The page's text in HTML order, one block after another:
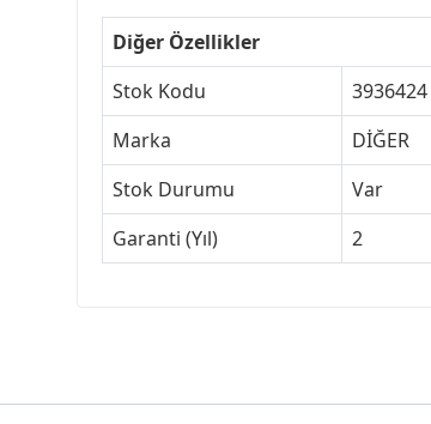
Diğer Özellikler
Stok Kodu
3936424
Marka
DİĞER
Stok Durumu
Var
Garanti (Yıl)
2